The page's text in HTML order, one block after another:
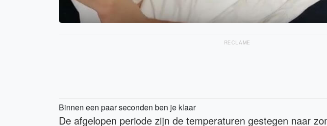
RECLAME
Binnen een paar seconden ben je klaar
De afgelopen periode zijn de temperaturen gestegen naar